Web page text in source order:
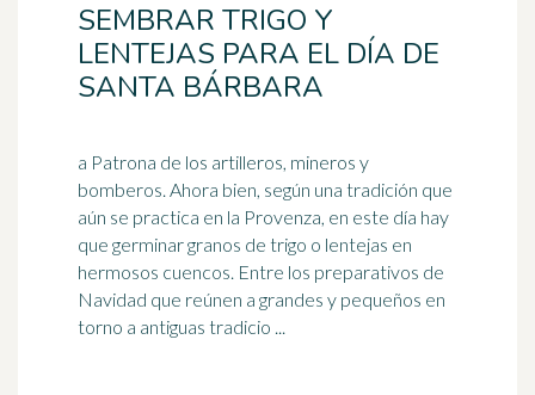
SEMBRAR TRIGO Y
LENTEJAS PARA EL DÍA DE
SANTA BÁRBARA
a Patrona de los artilleros, mineros y
bomberos. Ahora bien, según una tradición que
aún se practica en la Provenza, en este día hay
que germinar granos de trigo o lentejas en
hermosos cuencos. Entre los preparativos de
Navidad que reúnen a grandes y pequeños en
torno a antiguas tradicio ...